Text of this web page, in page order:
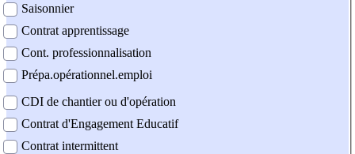
Saisonnier
Contrat apprentissage
Cont. professionnalisation
Prépa.opérationnel.emploi
CDI de chantier ou d'opération
Contrat d'Engagement Educatif
Contrat intermittent